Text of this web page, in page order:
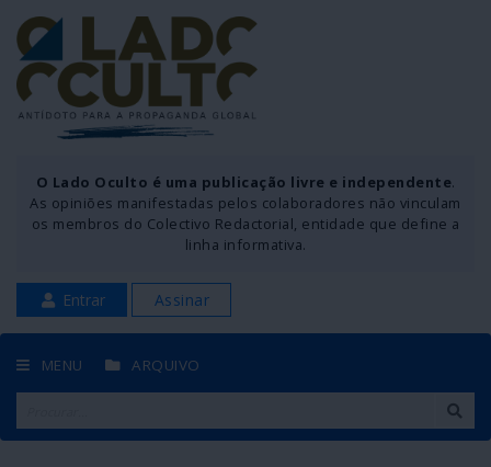
O Lado Oculto é uma publicação livre e independente.
As opiniões manifestadas pelos colaboradores não vinculam
os membros do Colectivo Redactorial, entidade que define a
linha informativa.
Entrar Assinar
MENU ARQUIVO